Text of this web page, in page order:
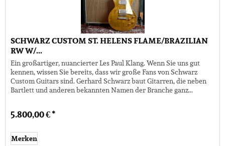
SCHWARZ CUSTOM ST. HELENS FLAME/BRAZILIAN
RW W/...
Ein großartiger, nuancierter Les Paul Klang. Wenn Sie uns gut
kennen, wissen Sie bereits, dass wir große Fans von Schwarz
Custom Guitars sind. Gerhard Schwarz baut Gitarren, die neben
Bartlett und anderen bekannten Namen der Branche ganz...
5.800,00 € *
Merken